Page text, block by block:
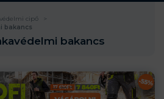
cipő
bakancs
bakancs